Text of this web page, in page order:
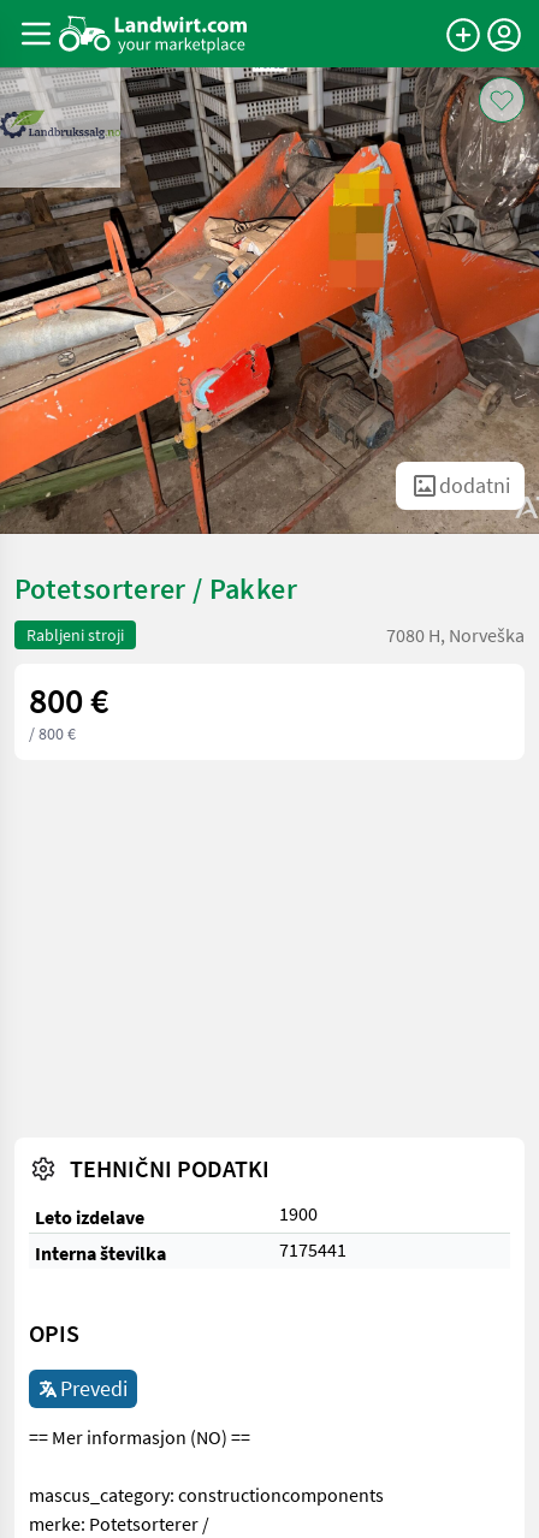
dodatni
Potetsorterer / Pakker
Rabljeni stroji 7080 H, Norveška
800 €
/ 800 €
TEHNIČNI PODATKI
Leto izdelave
1900
Interna številka
7175441
OPIS
Prevedi
== Mer informasjon (NO) ==
mascus_category: constructioncomponents
merke: Potetsorterer /